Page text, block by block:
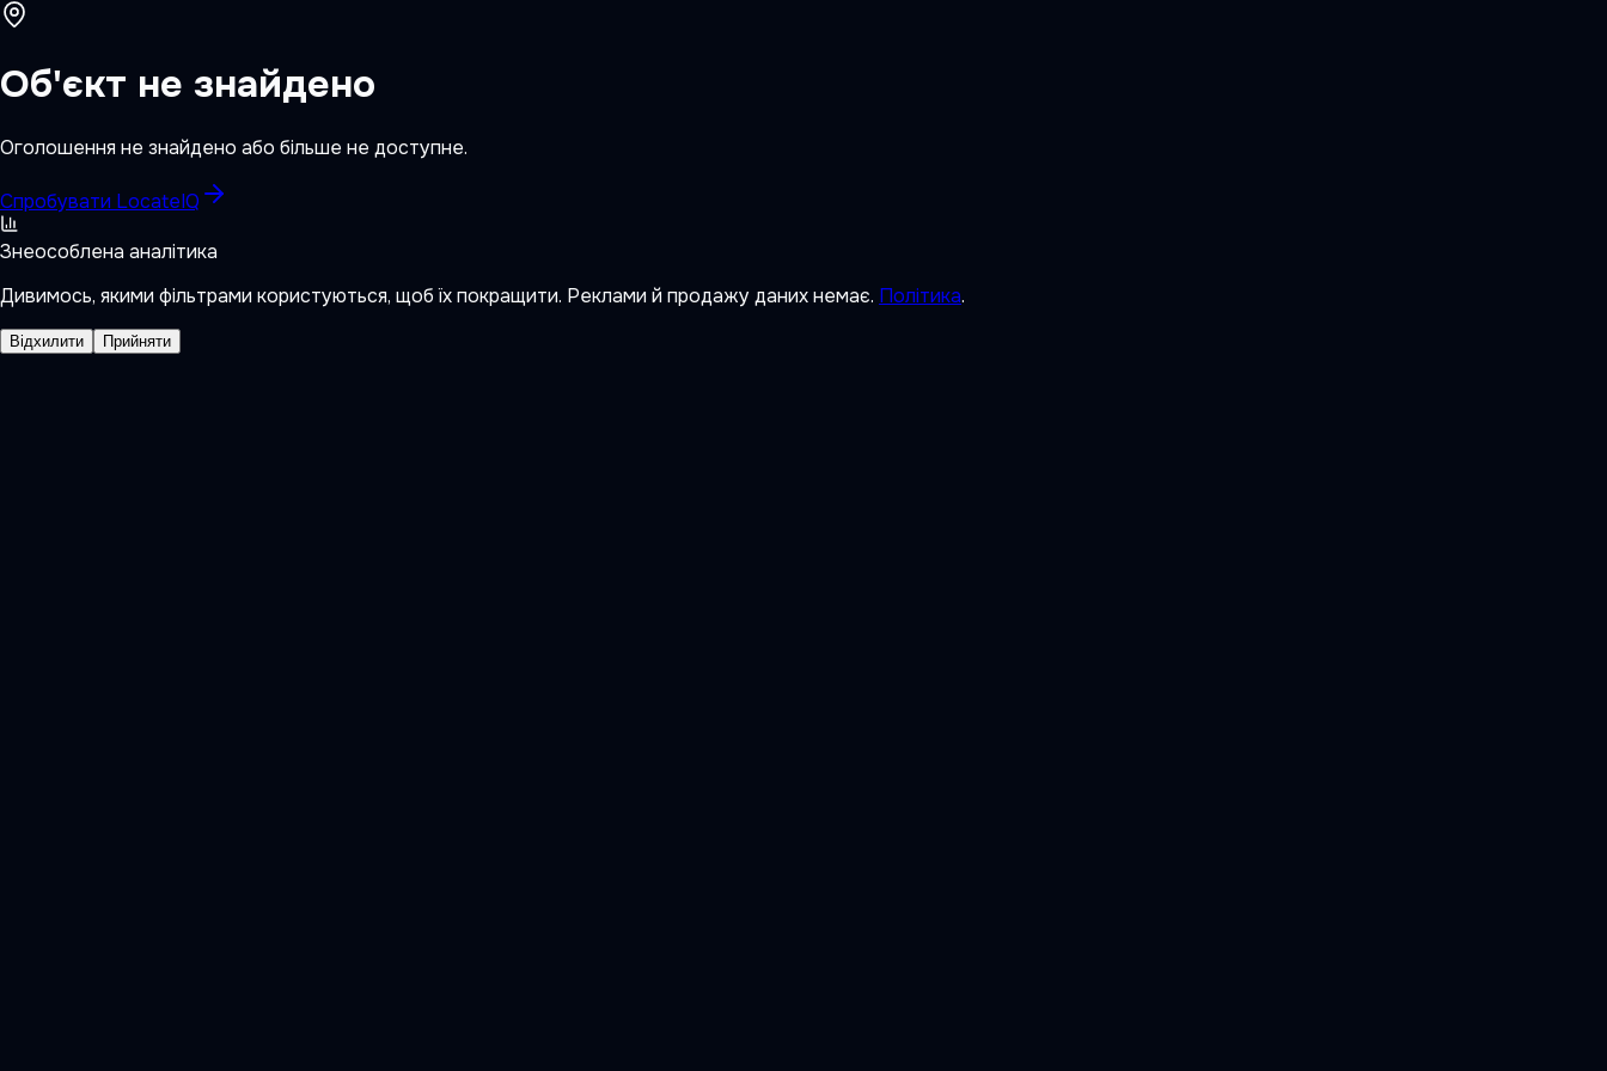
Об'єкт не знайдено
Оголошення не знайдено або більше не доступне.
Спробувати LocateIQ
Знеособлена аналітика
Дивимось, якими фільтрами користуються, щоб їх покращити. Реклами й продажу даних немає. Політика.
Відхилити Прийняти